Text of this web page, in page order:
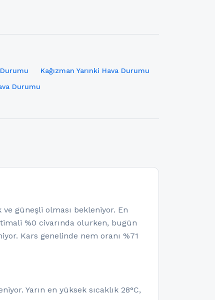
Kağızman Yarınki Hava Durumu
Durumu
güneşli olması bekleniyor. En
%0 civarında olurken, bugün
Kars genelinde nem oranı %71
Yarın en yüksek sıcaklık 28°C,